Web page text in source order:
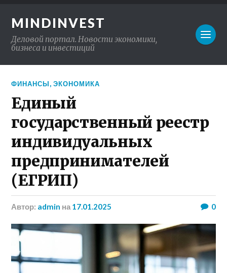
MINDINVEST
Деловой портал. Новости экономики,
бизнеса и инвестиций
ФИНАНСЫ,ЭКОНОМИКА
Единый
государственный реестр
индивидуальных
предпринимателей
(ЕГРИП)
Автор: admin на 17.01.2025 0